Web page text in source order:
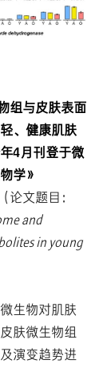
组与皮肤表面
、健康肌肤
4月刊登于微
学》
（论文题目：
and
in young
生物对肌肤
肤微生物组
演变趋势进